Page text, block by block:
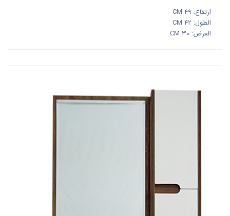
ارتفاع: 49 CM
الطول: 42 CM
العرض: 30 CM